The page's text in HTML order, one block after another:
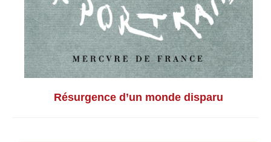
Résurgence d’un monde disparu